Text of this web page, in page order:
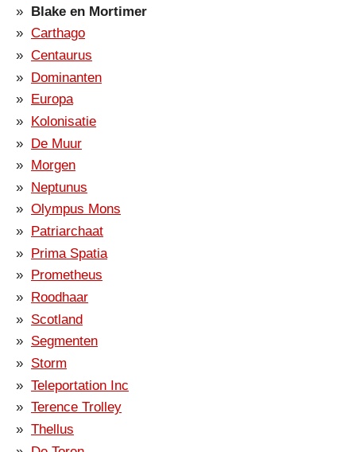
Blake en Mortimer
Carthago
Centaurus
Dominanten
Europa
Kolonisatie
De Muur
Morgen
Neptunus
Olympus Mons
Patriarchaat
Prima Spatia
Prometheus
Roodhaar
Scotland
Segmenten
Storm
Teleportation Inc
Terence Trolley
Thellus